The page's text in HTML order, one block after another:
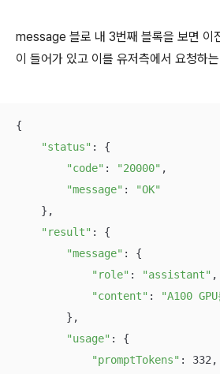
message 블로 내 3번째 블록을 보면
이 들어가 있고 이를 유저측에서 요청하
{
"status" : {
"code" : "20000" ,
"message" :
"OK"
    },
"result" : {
"message" : {
"role" : "assistant" ,
"content" :
"A100
        },
"usage" : {
"promptTokens" : 332,